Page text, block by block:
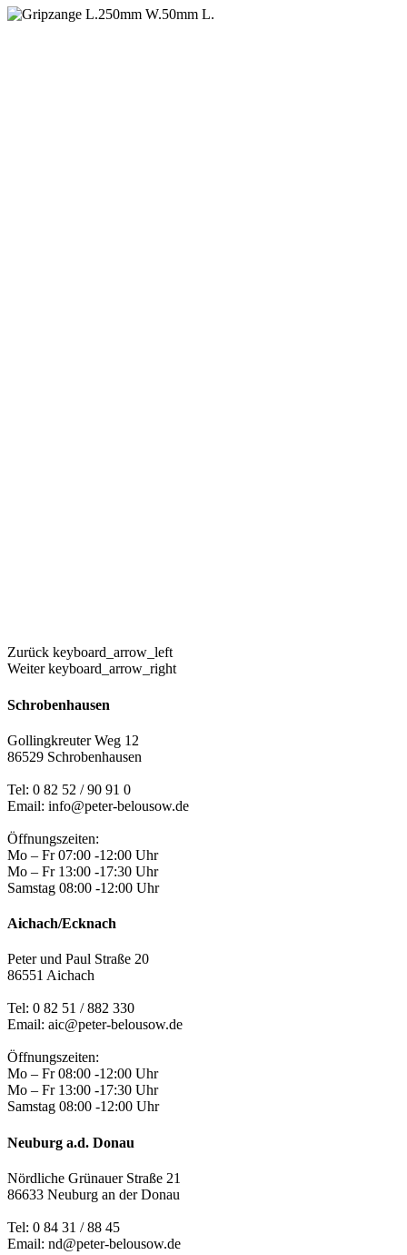
Zurück keyboard_arrow_left
Weiter keyboard_arrow_right
Schrobenhausen
Gollingkreuter Weg 12
86529 Schrobenhausen
Tel: 0 82 52 / 90 91 0
Email: info@peter-belousow.de
Öffnungszeiten:
Mo – Fr 07:00 -12:00 Uhr
Mo – Fr 13:00 -17:30 Uhr
Samstag 08:00 -12:00 Uhr
Aichach/Ecknach
Peter und Paul Straße 20
86551 Aichach
Tel: 0 82 51 / 882 330
Email: aic@peter-belousow.de
Öffnungszeiten:
Mo – Fr 08:00 -12:00 Uhr
Mo – Fr 13:00 -17:30 Uhr
Samstag 08:00 -12:00 Uhr
Neuburg a.d. Donau
Nördliche Grünauer Straße 21
86633 Neuburg an der Donau
Tel: 0 84 31 / 88 45
Email: nd@peter-belousow.de